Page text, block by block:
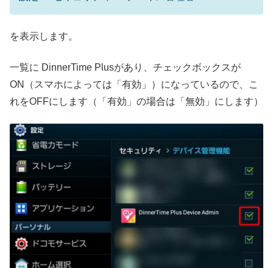
を表示します。
一覧に DinnerTime Plusがあり、チェックボックスが
ON（スマホによっては「有効」）になっているので、こ
れをOFFにします（「有効」の場合は「無効」にします）